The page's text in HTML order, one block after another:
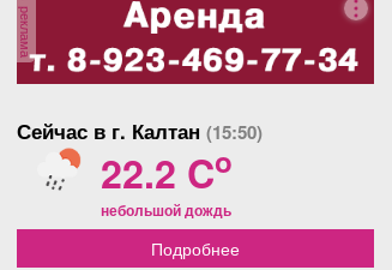
реклама
Сейчас в г. Калтан (15:50)
22.2 Co
небольшой дождь
Подробнее